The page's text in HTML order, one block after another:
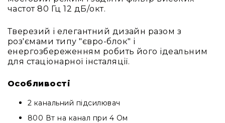
Вокальні
USB-
мікрофони
Конференційні
оголов'ям
Накамерні
частот 80 Гц 12 дБ/окт.
Тверезий і елегантний дизайн разом з
роз'ємами типу "євро-блок" і
енергозбереженням робить його ідеальним
для стаціонарної інсталяції.
Особливості
2 канальний підсилювач
800 Вт на канал при 4 Ом